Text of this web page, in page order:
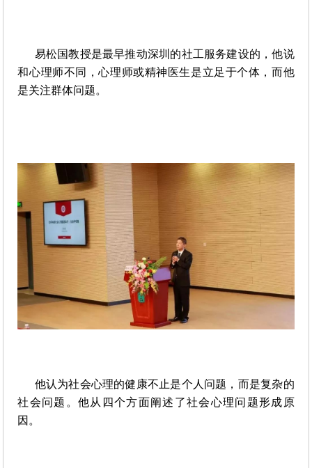
易松国教授是最早推动深圳的社工服务建设的，他说
和心理师不同，心理师或精神医生是立足于个体，而他
是关注群体问题。
他认为社会心理的健康不止是个人问题，而是复杂的
社会问题。他从四个方面阐述了社会心理问题形成原
因。